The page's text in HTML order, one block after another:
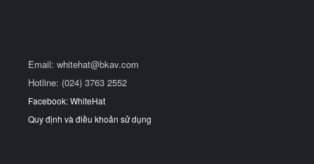
Email: whitehat@bkav.com
Hotline: (024) 3763 2552
Facebook: WhiteHat
Quy định và điều khoản sử dụng